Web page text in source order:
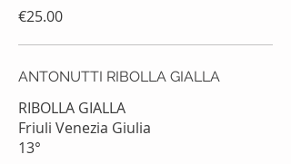
€25.00
ANTONUTTI RIBOLLA GIALLA
RIBOLLA GIALLA
Friuli Venezia Giulia
13°